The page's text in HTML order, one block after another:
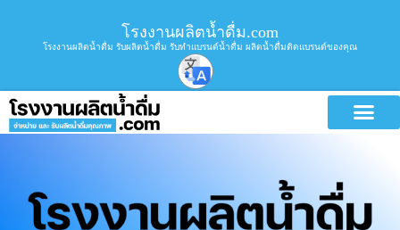
โรงงานผลิตน้ำดื่ม.com
โรงงานผลิตน้ำดื่ม รับผลิตน้ำดื่ม รับทำแบรนด์น้ำดื่ม ผลิตน้ำดื่มติดแบรนด์ของคุณ